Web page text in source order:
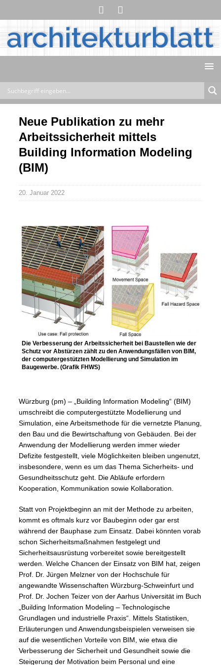
Neue Publikation zu mehr
Arbeitssicherheit mittels
Building Information Modeling
(BIM)
20. Januar 2022
Die Verbesserung der Arbeitssicherheit bei Baustellen wie der
Schutz vor Abstürzen zählt zu den Anwendungsfällen von BIM,
der computergestützten Modellierung und Simulation im
Baugewerbe. (Grafik FHWS)
Würzburg (pm) – „Building Information Modeling“ (BIM)
umschreibt die computergestützte Modellierung und
Simulation, eine Arbeitsmethode für die vernetzte Planung,
den Bau und die Bewirtschaftung von Gebäuden. Bei der
Anwendung der Modellierung werden immer wieder
Defizite festgestellt, viele Möglichkeiten bleiben ungenutzt,
insbesondere, wenn es um das Thema Sicherheits- und
Gesundheitsschutz geht. Die Abläufe erfordern
Kooperation, Kommunikation sowie Kollaboration.
Statt von Projektbeginn an mit der Methode zu arbeiten,
kommt es oftmals kurz vor Baubeginn oder gar erst
während der Bauphase zum Einsatz. Dabei könnten vorab
schon Sicherheitsmaßnahmen festgelegt und
Sicherheitsausrüstung vorbereitet sowie bereitgestellt
werden. Welche Chancen der Einsatz von BIM hat, zeigen
Prof. Dr. Jürgen Melzner von der Hochschule für
angewandte Wissenschaften Würzburg-Schweinfurt und
Prof. Dr. Jochen Teizer von der Aarhus Universität im Buch
„Building Information Modeling – Technologische
Grundlagen und industrielle Praxis“. Mittels Statistiken,
Erläuterungen und Anwendungsbeispielen verweisen sie
auf die wesentlichen Vorteile von BIM, wie etwa die
Verbesserung der Sicherheit und Gesundheit sowie die
Steigerung der Motivation beim Personal und eine